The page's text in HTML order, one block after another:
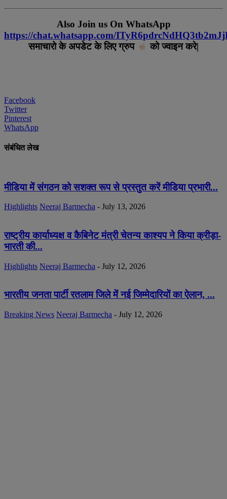
Also Join us On WhatsApp
https://chat.whatsapp.com/
समाचारो के अपडेट के लिए ग्रुप
को ज्वाइन करे|
Facebook
Twitter
Pinterest
WhatsApp
संबंधित लेख
मीडिया में संगठन को सशक्त रूप से प्रस्तुत करें मीडिया प्रभारी...
Highlights Neeraj Barmecha - July 13, 2026
राष्ट्रीय कार्याध्यक्ष व कैबिनेट मंत्री चेतन्य काश्यप ने किया क्रीड़ा-
भारती की...
Highlights Neeraj Barmecha - July 12, 2026
भारतीय जनता पार्टी रतलाम जिले में नई जिम्मेदारियों का ऐलान, ...
Breaking News Neeraj Barmecha - July 12, 2026